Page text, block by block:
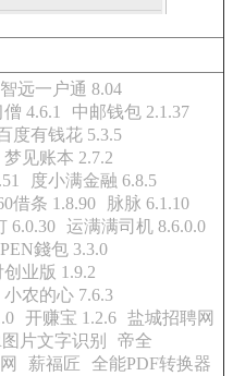
智远一户通 8.04
4.6.1
中邮钱包 2.1.37
度有钱花 5.3.5
梦见账本 2.7.2
度小满金融 6.8.5
借条 1.8.90
脉脉 6.1.10
6.0.30 运满满司机 8.6.0.0
錢包 3.3.0
业版 1.9.2
小农的心 7.6.3
开赚宝 1.2.6 盐城招聘网
片文字识别
帝全
薪福匠
全能PDF转换器